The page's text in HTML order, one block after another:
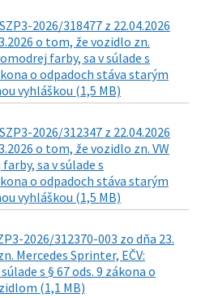
2026/318477 z 22.04.2026
o tom, že vozidlo zn.
farby, sa v súlade s
o odpadoch stáva starým
vyhláškou (1,5 MB)
2026/312347 z 22.04.2026
o tom, že vozidlo zn. VW
sa v súlade s
o odpadoch stáva starým
vyhláškou (1,5 MB)
2026/312370-003 zo dňa 23.
Mercedes Sprinter, EČV:
s § 67 ods. 9 zákona o
(1,1 MB)